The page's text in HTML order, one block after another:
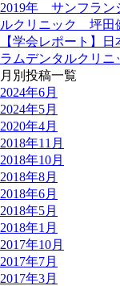
2019年 サンフラン
ルクリニック 坪田
【学会レポート】
ラムデンタルクリ
月別投稿一覧
2024年6月
2024年5月
2020年4月
2018年11月
2018年10月
2018年8月
2018年6月
2018年5月
2018年1月
2017年10月
2017年7月
2017年3月